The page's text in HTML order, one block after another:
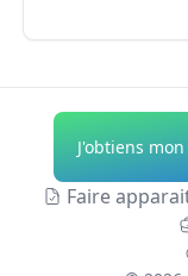
d'Humidité
La
J'obtiens
Faire